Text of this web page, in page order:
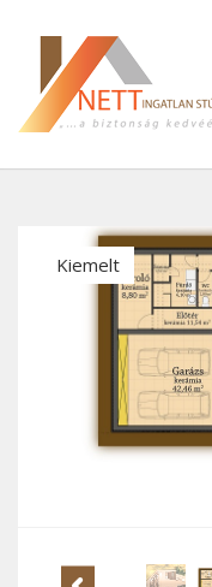
Kiemelt